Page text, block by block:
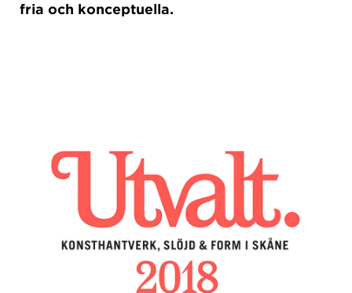
fria och konceptuella.